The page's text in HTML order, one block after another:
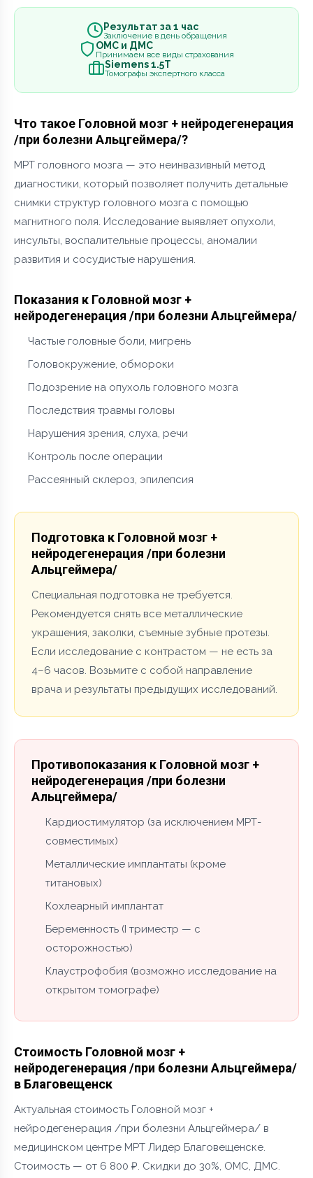
Результат за 1 час
Заключение в день обращения
ОМС и ДМС
Принимаем все виды страхования
Siemens 1.5Т
Томографы экспертного класса
Что такое Головной мозг + нейродегенерация
/при болезни Альцгеймера/?
МРТ головного мозга — это неинвазивный метод
диагностики, который позволяет получить детальные
снимки структур головного мозга с помощью
магнитного поля. Исследование выявляет опухоли,
инсульты, воспалительные процессы, аномалии
развития и сосудистые нарушения.
Показания к Головной мозг +
нейродегенерация /при болезни Альцгеймера/
Частые головные боли, мигрень
Головокружение, обмороки
Подозрение на опухоль головного мозга
Последствия травмы головы
Нарушения зрения, слуха, речи
Контроль после операции
Рассеянный склероз, эпилепсия
Подготовка к Головной мозг +
нейродегенерация /при болезни
Альцгеймера/
Специальная подготовка не требуется.
Рекомендуется снять все металлические
украшения, заколки, съемные зубные протезы.
Если исследование с контрастом — не есть за
4–6 часов. Возьмите с собой направление
врача и результаты предыдущих исследований.
Противопоказания к Головной мозг +
нейродегенерация /при болезни
Альцгеймера/
Кардиостимулятор (за исключением МРТ-
совместимых)
Металлические имплантаты (кроме
титановых)
Кохлеарный имплантат
Беременность (I триместр — с
осторожностью)
Клаустрофобия (возможно исследование на
открытом томографе)
Стоимость Головной мозг +
нейродегенерация /при болезни Альцгеймера/
в Благовещенск
Актуальная стоимость Головной мозг +
нейродегенерация /при болезни Альцгеймера/ в
медицинском центре МРТ Лидер Благовещенске.
Стоимость — от 6 800 ₽. Скидки до 30%, ОМС, ДМС.